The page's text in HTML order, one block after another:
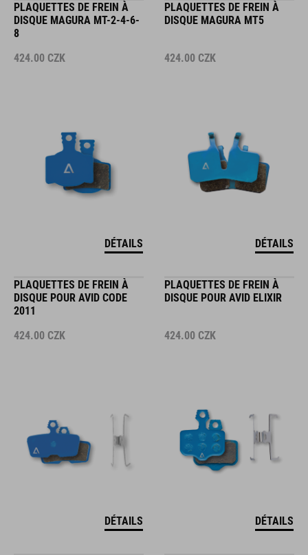
PLAQUETTES DE FREIN À
DISQUE MAGURA MT-2-4-6-
8
424.00 CZK
DÉTAILS
PLAQUETTES DE FREIN À
DISQUE MAGURA MT5
424.00 CZK
DÉTAILS
PLAQUETTES DE FREIN À
DISQUE POUR AVID CODE
2011
424.00 CZK
DÉTAILS
PLAQUETTES DE FREIN À
DISQUE POUR AVID ELIXIR
424.00 CZK
DÉTAILS